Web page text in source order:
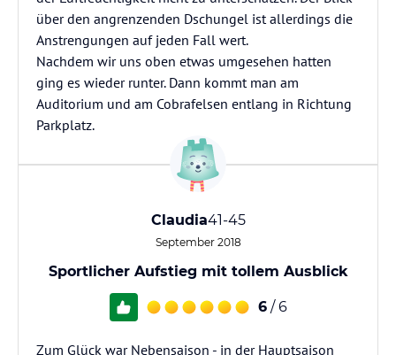
über den angrenzenden Dschungel ist allerdings die
Anstrengungen auf jeden Fall wert.
Nachdem wir uns oben etwas umgesehen hatten
ging es wieder runter. Dann kommt man am
Auditorium und am Cobrafelsen entlang in Richtung
Parkplatz.
Claudia41-45
September 2018
Sportlicher Aufstieg mit tollem Ausblick
6 / 6
Zum Glück war Nebensaison - in der Hauptsaison